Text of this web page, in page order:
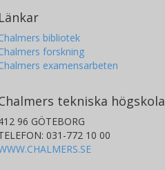
Länkar
bibliotek
forskning
examensarbeten
tekniska högskola
96 GÖTEBORG
031-772 10 00